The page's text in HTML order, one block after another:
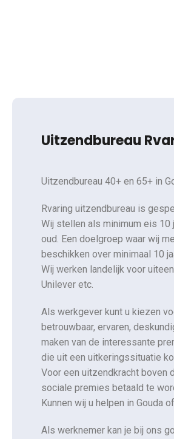
Uitzendbureau
Uitzendbureau 40+ en 65+ in
Rvaring uitzendbureau is
Wij stellen als minimum eis 10
oud. Een doelgroep waar wij
beschikken over minimaal 10
Wij werken landelijk voor
Unilever etc.
Als werkgever kunt u kiezen
betrouwbaar, ervaren,
maken van de interessante
die uit een uitkeringssituatie
Voor een uitzendkracht boven
sociale premies betaald te
Kunnen wij u helpen in Gouda
Als werknemer kan je bij ons